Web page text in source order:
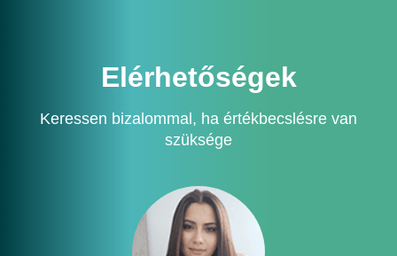
Elérhetőségek
Keressen bizalommal, ha értékbecslésre van
szüksége